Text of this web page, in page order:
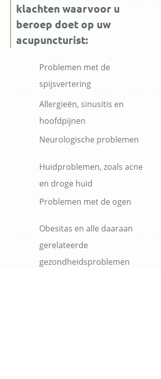
klachten waarvoor u
beroep doet op uw
acupuncturist:
Problemen met de
spijsvertering
Neurologische problemen
Problemen met de ogen
Allergieën, sinusitis en
hoofdpijnen
Huidproblemen, zoals acne
en droge huid
Obesitas en alle daaraan
gerelateerde
gezondheidsproblemen